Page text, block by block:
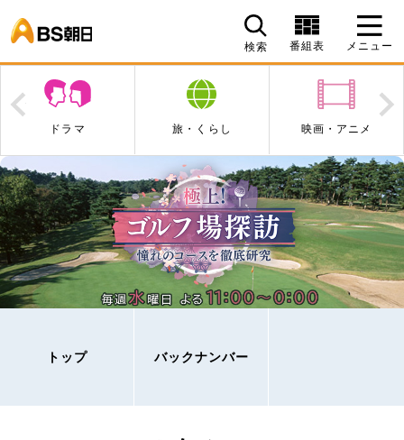
検索 番組表 メニュー
ドラマ 旅・くらし 映画・アニメ
Prev
トップ バックナンバー